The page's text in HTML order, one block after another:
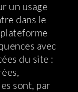
un usage
dans le
avec
du site :
sont, par